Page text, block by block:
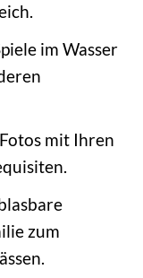
im Wasser
mit Ihren
zum